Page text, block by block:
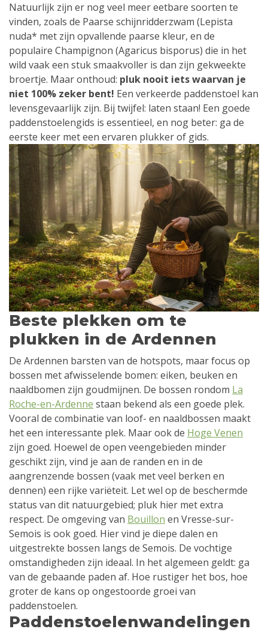
Natuurlijk zijn er nog veel meer eetbare soorten te
vinden, zoals de Paarse schijnridderzwam (Lepista
nuda* met zijn opvallende paarse kleur, en de
populaire Champignon (Agaricus bisporus) die in het
wild vaak een stuk smaakvoller is dan zijn gekweekte
broertje. Maar onthoud: pluk nooit iets waarvan je
niet 100% zeker bent! Een verkeerde paddenstoel kan
levensgevaarlijk zijn. Bij twijfel: laten staan! Een goede
paddenstoelengids is essentieel, en nog beter: ga de
eerste keer met een ervaren plukker of gids.
Beste plekken om te
plukken in de Ardennen
De Ardennen barsten van de hotspots, maar focus op
bossen met afwisselende bomen: eiken, beuken en
naaldbomen zijn goudmijnen. De bossen rondom La
Roche-en-Ardenne staan bekend als een goede plek.
Vooral de combinatie van loof- en naaldbossen maakt
het een interessante plek. Maar ook de Hoge Venen
zijn goed. Hoewel de open veengebieden minder
geschikt zijn, vind je aan de randen en in de
aangrenzende bossen (vaak met veel berken en
dennen) een rijke variëteit. Let wel op de beschermde
status van dit natuurgebied; pluk hier met extra
respect. De omgeving van Bouillon en Vresse-sur-
Semois is ook goed. Hier vind je diepe dalen en
uitgestrekte bossen langs de Semois. De vochtige
omstandigheden zijn ideaal. In het algemeen geldt: ga
van de gebaande paden af. Hoe rustiger het bos, hoe
groter de kans op ongestoorde groei van
paddenstoelen.
Paddenstoelenwandelingen